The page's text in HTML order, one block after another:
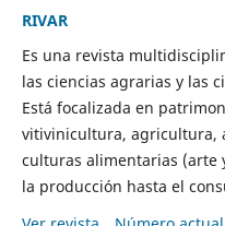
RIVAR
Es una revista
las ciencias agrarias y las
Está focalizada en
vitivinicultura, agricultura,
culturas alimentarias (arte
la producción hasta el